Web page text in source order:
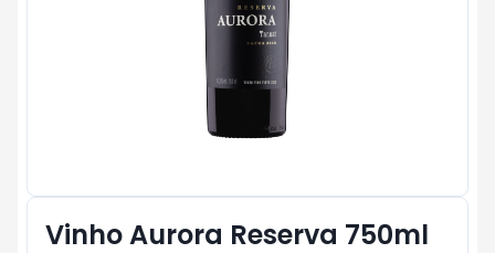
Vinho Aurora Reserva 750ml